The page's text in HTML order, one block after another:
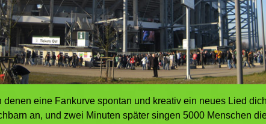
eine Fankurve spontan und kreativ ein neues Lied
an, und zwei Minuten später singen 5000 Menschen